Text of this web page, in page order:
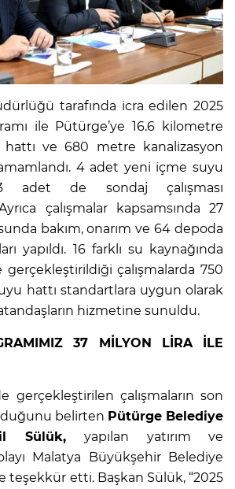
tarafında icra edilen 2025
ile Pütürge’ye 16.6 kilometre
ve 680 metre kanalizasyon
4 adet yeni içme suyu
de sondaj çalışması
çalışmalar kapsamsında 27
bakım, onarım ve 64 depoda
yapıldı. 16 farklı su kaynağında
çalışmalarda 750
hattı standartlara uygun olarak
hizmetine sunuldu.
37 MİLYON LİRA İLE
gerçekleştirilen çalışmaların son
belirten Pütürge Belediye
Sülük,yapılan yatırım ve
Malatya Büyükşehir Belediye
teşekkür etti. Başkan Sülük, “2025